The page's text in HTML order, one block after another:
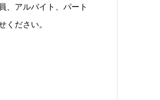
、アルバイト、パート
ださい。